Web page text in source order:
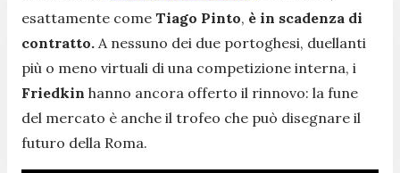
esattamente come Tiago Pinto, è in scadenza di
contratto. A nessuno dei due portoghesi, duellanti
più o meno virtuali di una competizione interna, i
Friedkin hanno ancora offerto il rinnovo: la fune
del mercato è anche il trofeo che può disegnare il
futuro della Roma.